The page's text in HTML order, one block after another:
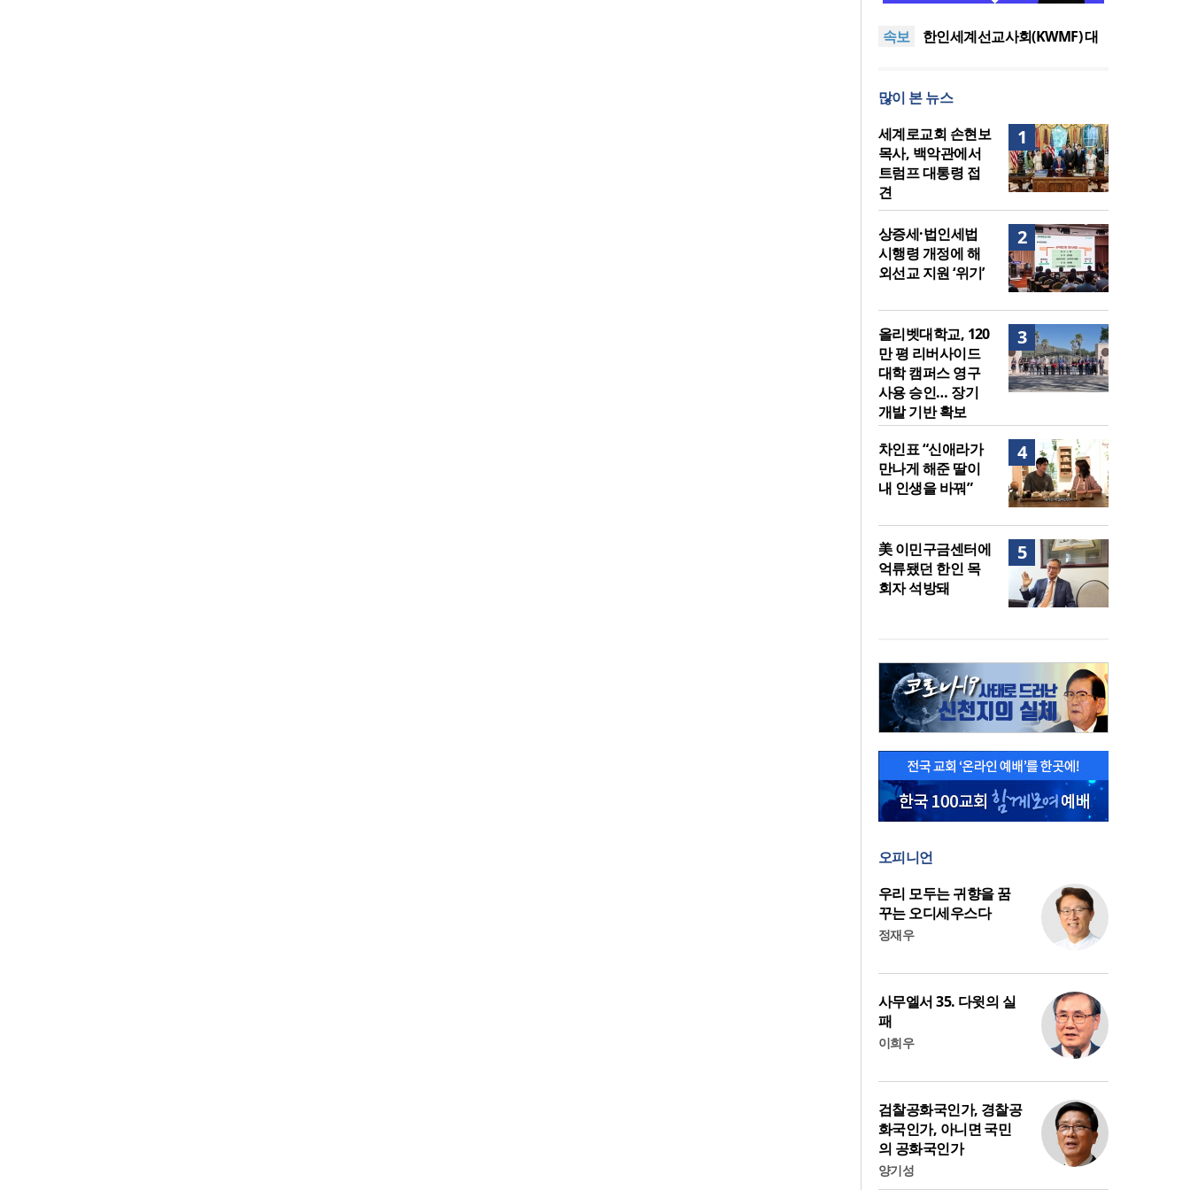
속보
인… 장기 개발 기반 확보
관에서 트럼프 대통령 접견
한인세계선교사회(KWMF) 대
에 해외선교 지원 ‘위기’
올리벳대학교, 120만 평 리버사
이드 대학 캠퍼스 영구 사용 승
인… 장기 개발 기반 확보
세계로교회 손현보 목사, 백악
관에서 트럼프 대통령 접견
많이 본 뉴스
1
세계로교회 손현보
목사, 백악관에서
트럼프 대통령 접
견
2
상증세·법인세법
시행령 개정에 해
외선교 지원 ‘위기’
3
올리벳대학교, 120
만 평 리버사이드
대학 캠퍼스 영구
사용 승인… 장기
개발 기반 확보
4
차인표 “신애라가
만나게 해준 딸이
내 인생을 바꿔”
5
美 이민구금센터에
억류됐던 한인 목
회자 석방돼
오피니언
우리 모두는 귀향을 꿈
꾸는 오디세우스다
정재우
사무엘서 35. 다윗의 실
패
이희우
검찰공화국인가, 경찰공
화국인가, 아니면 국민
의 공화국인가
양기성